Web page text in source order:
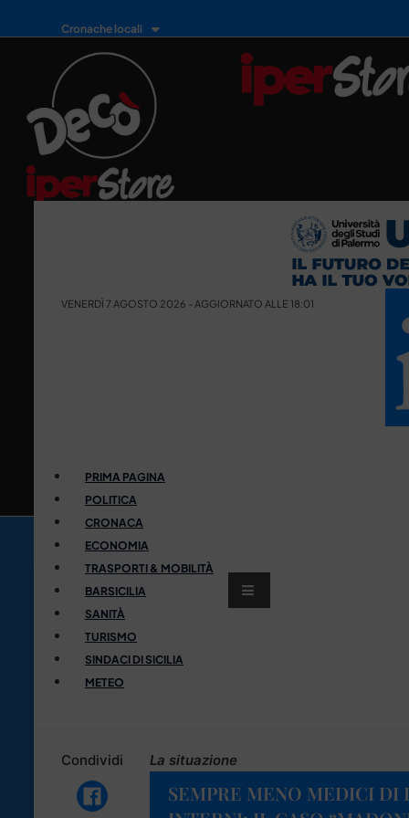
Cronache locali
VENERDÌ 7 AGOSTO 2026 - AGGIORNATO ALLE 18:01
PRIMA PAGINA
POLITICA
CRONACA
ECONOMIA
TRASPORTI & MOBILITÀ
BARSICILIA
SANITÀ
TURISMO
SINDACI DI SICILIA
METEO
Condividi La situazione
SEMPRE MENO MEDICI DI